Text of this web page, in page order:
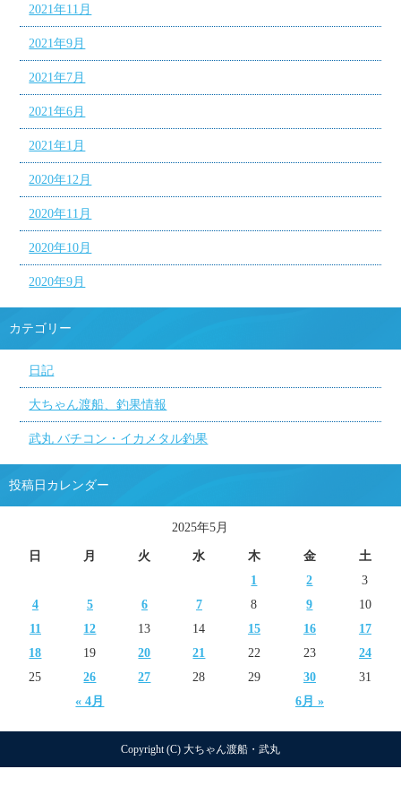
2021年11月
2021年9月
2021年7月
2021年6月
2021年1月
2020年12月
2020年11月
2020年10月
2020年9月
カテゴリー
日記
大ちゃん渡船、釣果情報
武丸 バチコン・イカメタル釣果
投稿日カレンダー
2025年5月
日 月 火 水 木 金 土
« 4月 6月 »
1 2
3
4
5 6 7 8 9
10
11
12 13 14 15 16
17
18
19 20 21 22 23
24
25
26 27 28 29 30 31
Copyright (C) 大ちゃん渡船・武丸